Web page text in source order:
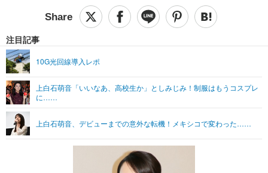
ショッピング その他
エンタメTOP 映画・ドラマ
グラビア
ショッピング その他
ライフTOP
その他
リリース一覧
プッシュ通知の停止方法
注目記事
10G光回線導入レポ
上白石萌音「いいなあ、高校生か」としみじみ！制服はもうコスプレ
に……
上白石萌音、デビューまでの意外な転機！メキシコで変わった……